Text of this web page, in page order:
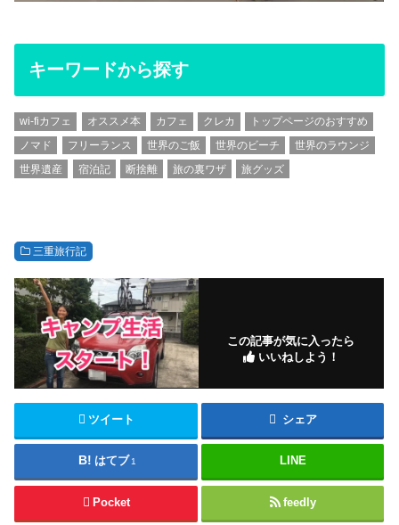
キーワードから探す
wi-fiカフェ オススメ本 カフェ クレカ
トップページのおすすめ
ノマド
フリーランス 世界のご飯 世界のビーチ
世界のラウンジ
世界遺産
宿泊記 断捨離 旅の裏ワザ 旅グッズ
三重旅行記
この記事が気に入ったら
いいねしよう！
ツイート シェア
はてブ1 LINE
Pocket feedly